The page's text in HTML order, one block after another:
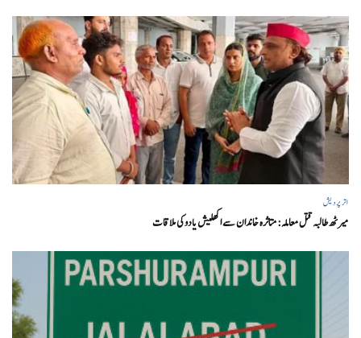
اتر پردیش
میرٹھ طالبہ قتل معاملہ: متاثرہ خاندان سے اکھلیش یادوکی ملاقات